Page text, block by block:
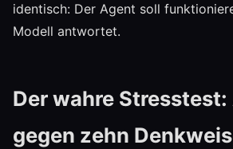
identisch: Der Agent soll
Modell antwortet.
Der wahre
gegen zehn